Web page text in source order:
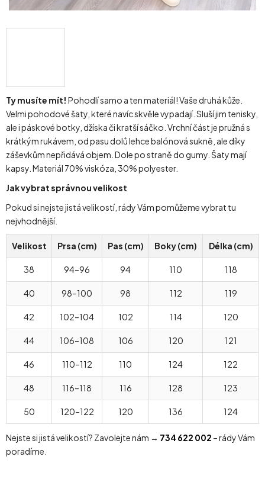
Ty musíte mít! Pohodlí samo a ten materiál! Vaše druhá kůže.
Velmi pohodové šaty, které navíc skvěle vypadají. Sluší jim tenisky,
ale i páskové botky, džíska či kratší sáčko. Vrchní část je pružná s
krátkým rukávem, od pasu dolů lehce balónová sukně, ale díky
záševkům nepřidává objem. Dole po straně do gumy. Šaty mají
kapsy. Materiál 70% viskóza, 30% polyester.
Jak vybrat správnou velikost
Pokud si nejste jistá velikostí, rády Vám pomůžeme vybrat tu
nejvhodnější.
Velikost Prsa (cm) Pas (cm) Boky (cm) Délka (cm)
38 94–96 94 110 118
40 98–100 98 112 119
42 102–104 102 114 120
44 106–108 106 120 121
46 110–112 110 124 122
48 116–118 116 128 123
50 120–122 120 136 124
Nejste si jistá velikostí? Zavolejte nám → 734 622 002 – rády Vám
poradíme.